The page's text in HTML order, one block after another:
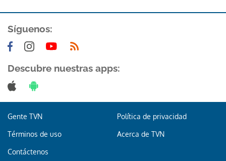
Síguenos:
Descubre nuestras apps:
Gente TVN Política de privacidad
Términos de uso Acerca de TVN
Contáctenos